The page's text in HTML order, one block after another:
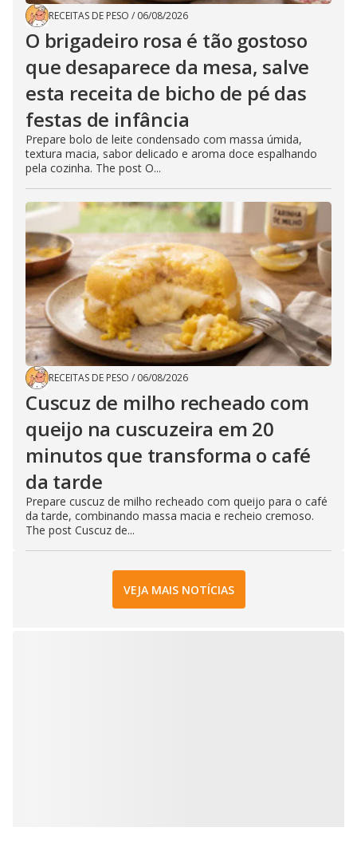
RECEITAS DE PESO / 06/08/2026
O brigadeiro rosa é tão gostoso
que desaparece da mesa, salve
esta receita de bicho de pé das
festas de infância
Prepare bolo de leite condensado com massa úmida,
textura macia, sabor delicado e aroma doce espalhando
pela cozinha. The post O...
RECEITAS DE PESO / 06/08/2026
Cuscuz de milho recheado com
queijo na cuscuzeira em 20
minutos que transforma o café
da tarde
Prepare cuscuz de milho recheado com queijo para o café
da tarde, combinando massa macia e recheio cremoso.
The post Cuscuz de...
VEJA MAIS NOTÍCIAS